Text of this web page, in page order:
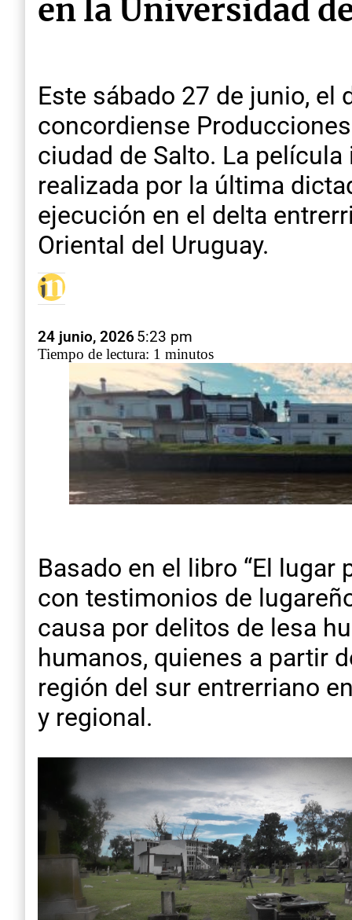
en la Universidad
Este sábado 27 de junio, el
concordiense
ciudad de Salto. La
realizada por la última
ejecución en el delta
Oriental del Uruguay.
24 junio, 20265:23 pm
Tiempo de lectura: 1 minutos
Basado en el libro “El
con testimonios de
causa por delitos de lesa
humanos, quienes a partir
región del sur entrerriano
y regional.